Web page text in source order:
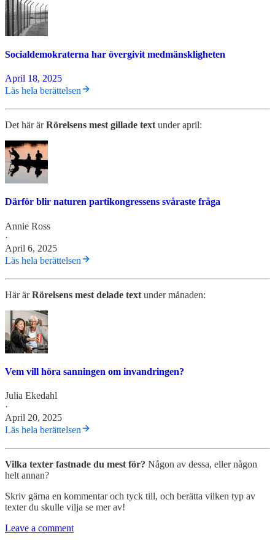
Socialdemokraterna har övergivit medmänskligheten
April 18, 2025
Läs hela berättelsen
Det här ärRörelsens mest gillade text under april:
Därför blir naturen partikongressens svåraste fråga
Annie Ross
·
April 6, 2025
Läs hela berättelsen
Här ärRörelsens mest delade text under månaden:
Vem vill höra sanningen om invandringen?
Julia Ekedahl
·
April 20, 2025
Läs hela berättelsen
Vilka texter fastnade du mest för? Någon av dessa, eller någon
helt annan?
Skriv gärna en kommentar och tyck till, och berätta vilken typ av
texter du skulle vilja se mer av!
Leave a comment